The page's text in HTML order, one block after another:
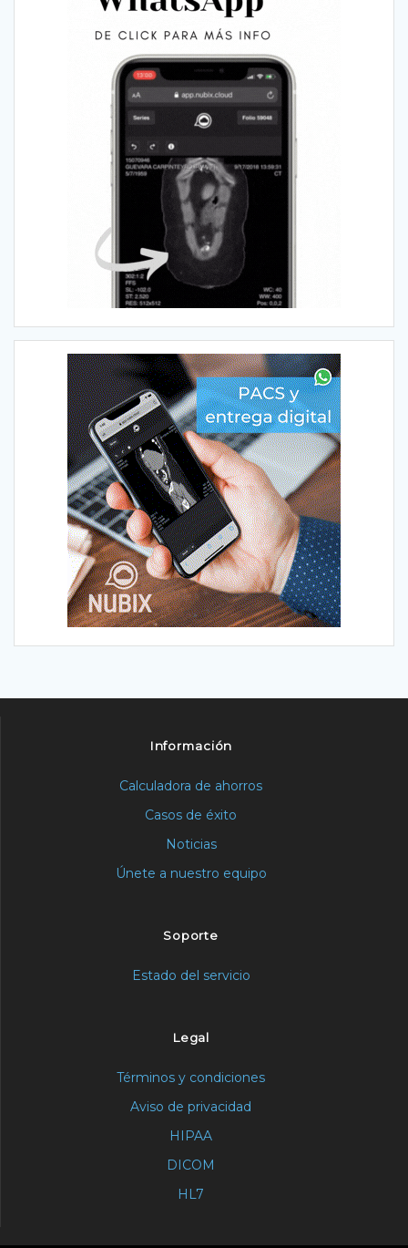
Información
Calculadora de ahorros
Casos de éxito
Noticias
Únete a nuestro equipo
Soporte
Estado del servicio
Legal
Términos y condiciones
Aviso de privacidad
HIPAA
DICOM
HL7